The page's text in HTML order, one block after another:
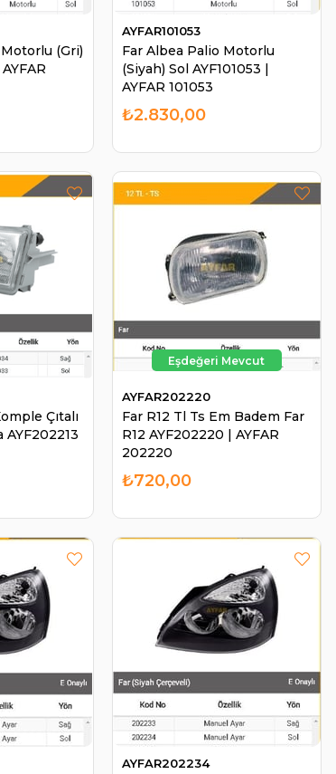
(Gri)
Far Albea Palio Motorlu
(Siyah) Sol AYF101053 |
AYFAR 101053
AYFAR101053
₺2.830,00
Çıtalı
Far R12 Tl Ts Em Badem Far
R12 AYF202220 | AYFAR
202220
AYFAR202220
₺720,00
AYFAR202234